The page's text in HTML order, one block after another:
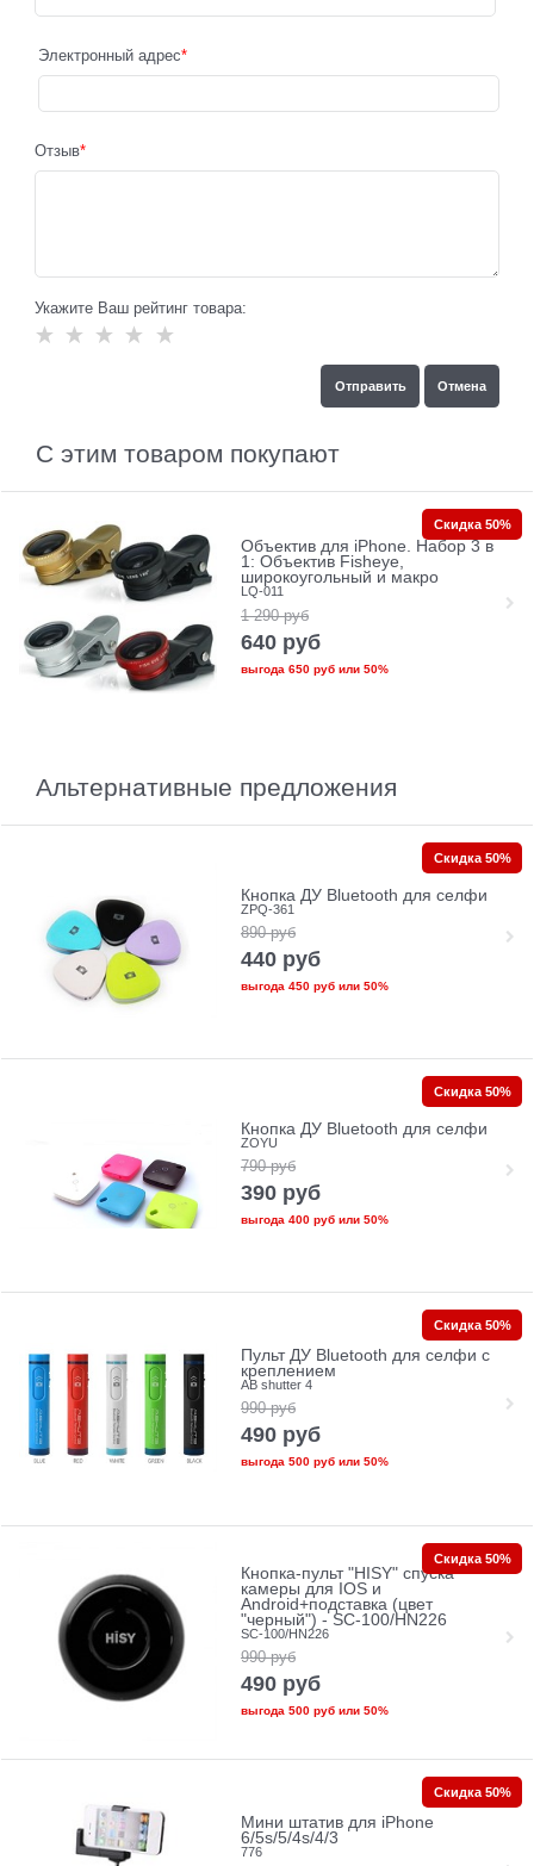
Электронный адрес
Отзыв
Укажите Ваш рейтинг товара:
С этим товаром покупают
Объектив для iPhone. Набор 3 в
1: Объектив Fisheye,
широкоугольный и макро
LQ-011
1 290 руб
640 руб
выгода 650 рубили 50%
Скидка 50%
Альтернативные предложения
Кнопка ДУ Bluetooth для селфи
ZPQ-361
890 руб
440 руб
выгода 450 рубили 50%
Скидка 50%
Кнопка ДУ Bluetooth для селфи
ZOYU
790 руб
390 руб
выгода 400 рубили 50%
Скидка 50%
Пульт ДУ Bluetooth для селфи с
креплением
AB shutter 4
990 руб
490 руб
выгода 500 рубили 50%
Скидка 50%
Кнопка-пульт "HISY" спуска
камеры для IOS и
Android+подставка (цвет
"черный") - SC-100/HN226
SC-100/HN226
990 руб
490 руб
выгода 500 рубили 50%
Скидка 50%
Мини штатив для iPhone
6/5s/5/4s/4/3
776
Скидка 50%